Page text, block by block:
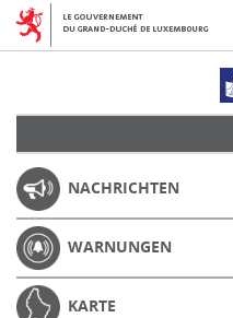
NACHRICHTEN
WARNUNGEN
KARTE